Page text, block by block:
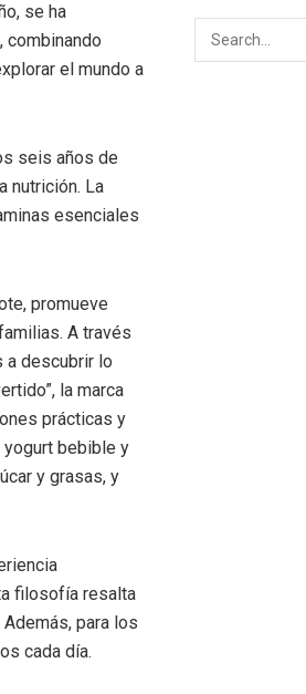
se ha
combinando
el mundo a
seis años de
nutrición. La
esenciales
promueve
A través
a descubrir lo
la marca
prácticas y
yogurt bebible y
y grasas, y
filosofía resalta
para los
cada día.